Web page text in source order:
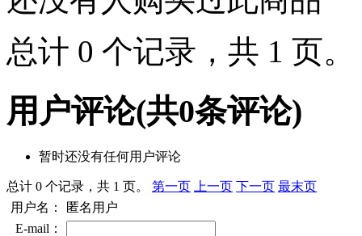
总计 0 个记录，共 1 页。
用户评论(共0条评论)
暂时还没有任何用户评论
总计 0 个记录，共 1 页。 第一页 上一页 下一页 最末页
用户名：
匿名用户
E-mail：